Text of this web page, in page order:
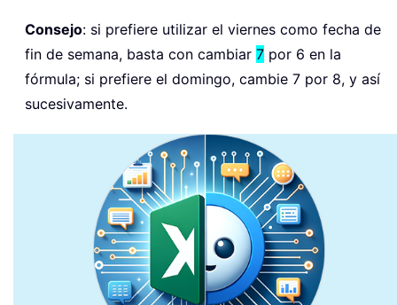
Consejo: si prefiere utilizar el viernes como fecha de
fin de semana, basta con cambiar 7 por 6 en la
fórmula; si prefiere el domingo, cambie 7 por 8, y así
sucesivamente.